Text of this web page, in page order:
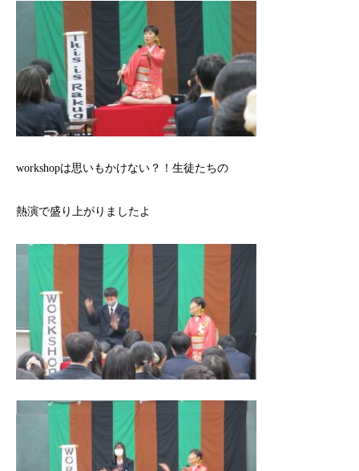
workshopは思いもかけない？！生徒たちの
熱演で盛り上がりましたよ